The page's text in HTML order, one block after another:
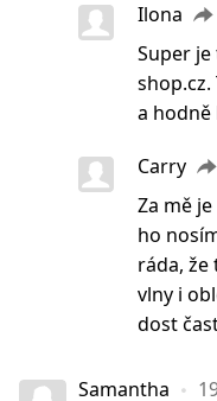
Ilona
Super
a hodně
Carry
Za mě
ho
ráda, že
vlny i
dost
Samantha